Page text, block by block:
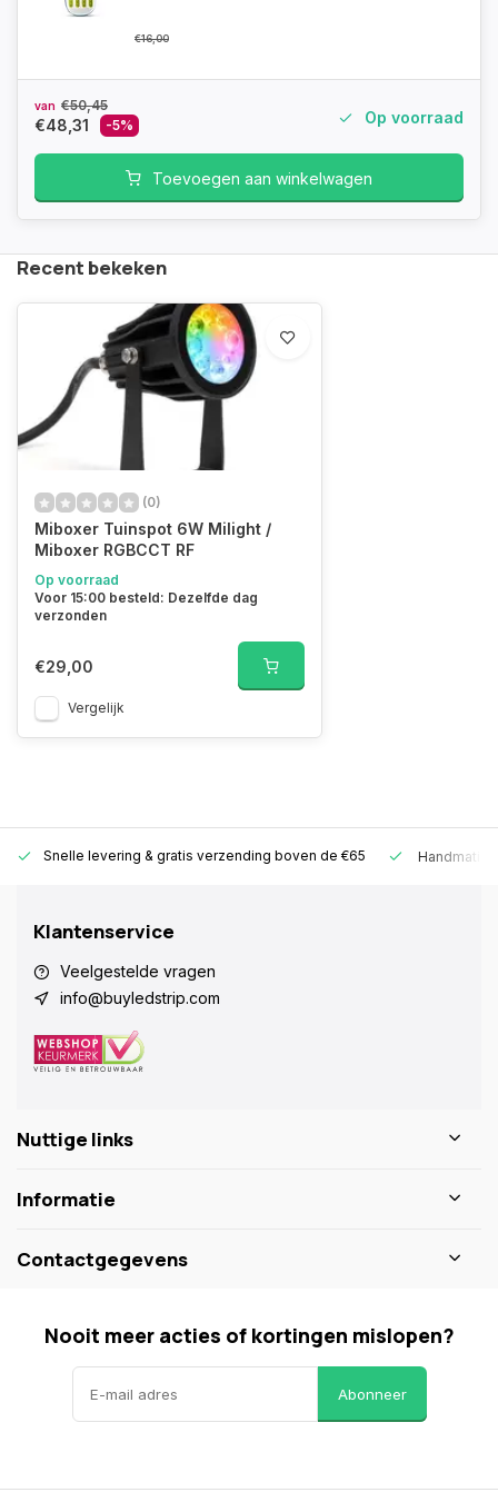
€16,00
van €50,45
€48,31 -5% Op voorraad
Toevoegen aan winkelwagen
Recent bekeken
(0)
Miboxer Tuinspot 6W Milight /
Miboxer RGBCCT RF
Op voorraad
Voor 15:00 besteld: Dezelfde dag
verzonden
€29,00
Vergelijk
Snelle levering & gratis verzending boven de €65
Klantenservice
Veelgestelde vragen
info@buyledstrip.com
Nuttige links
Informatie
Contactgegevens
Nooit meer acties of kortingen mislopen?
Abonneer